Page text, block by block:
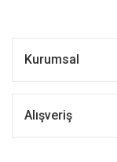
Kurumsal
Alışveriş